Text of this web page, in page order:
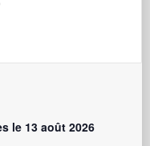
le 13 août 2026